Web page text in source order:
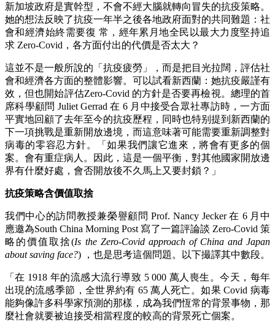
新加坡政府是實幹型，不會不經大腦就轉向冒失的抗疫策略。
她的想法反映了抗疫一年半之後各地政府面對的共同難題：社
會和經濟始終需要復 常，經年累月地全民以最大力度堅持追
求 Zero-Covid，各方面付出的代價是否太大？
這並不是一般所說的「抗疫疲勞」，而是把目光拉闊，評估社
會和經濟各方面的整體影響。可以試看新西蘭：她抗疫嚴謹有
效，但也開始評估Zero-Covid 的方針是否要再檢視。總理的首
席科學顧問 Juliet Gerrad 在 6 月中接受合眾社專訪時，一方面
平實地回顧了去年至今的抗疫歷程，同時也特别提到新西蘭的
下一項挑戰是重新開放邊境，而這意味著可能需要重新調整對
病毒的零容忍方針。「如果我們讓它進來，將會有更多的個
案。會有重症病人。因此，這是一個平衡，對其他國家開放邊
界有什麼好處，會否開放後不久馬上又要封鎖？」
抗疫策略含價值取捨
我們中心的訪問教授兼榮譽顧問 Prof. Nancy Jecker 在 6 月中
應邀為South China Morning Post 寫了一篇評論談 Zero-Covid 策
略的價值取捨(Is the Zero-Covid approach of China and Japan
about saving face?) ，也是思考這個問題。以下撮譯其中數段。
「在 1918 年的流感大流行導致 5 000 萬人喪生。今天，每年
出現的流感季節，全世界約有 65 萬人死亡。如果 Covid 病毒
能夠像許多科學家預測的那樣，成為我們恆常的背景事物，那
麼社會就要被迫接受相當程度的較高的背景死亡個案。